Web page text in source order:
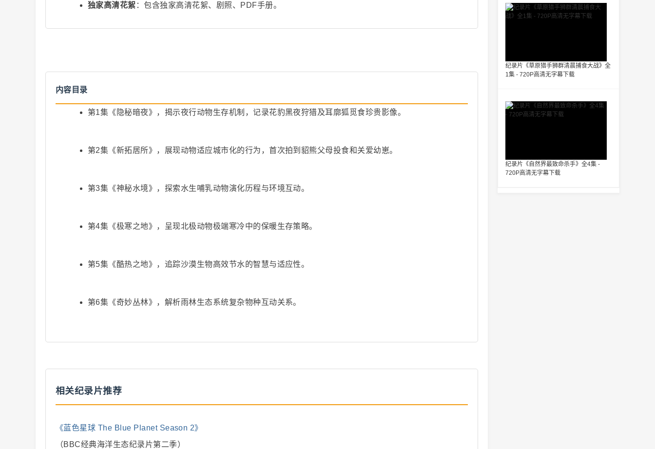
独家高清花絮 ：包含独家高清花絮、剧照、PDF手册。
内容目录
第1集《隐秘暗夜》，揭示夜行动物生存机制，记录花豹黑夜狩猎及耳廓狐觅食珍贵影像。
第2集《新拓居所》，展现动物适应城市化的行为，首次拍到貂熊父母投食和关爱幼崽。
第3集《神秘水境》，探索水生哺乳动物演化历程与环境互动。
第4集《极寒之地》，呈现北极动物极端寒冷中的保暖生存策略。
第5集《酷热之地》，追踪沙漠生物高效节水的智慧与适应性。
第6集《奇妙丛林》，解析雨林生态系统复杂物种互动关系。
相关纪录片推荐
《蓝色星球 The Blue Planet Season 2》
（BBC经典海洋生态纪录片第二季）
纪录片《草原猎手狮群清晨捕食大战》全
1集 - 720P高清无字幕下载
纪录片《自然界最致命杀手》全4集 -
720P高清无字幕下载